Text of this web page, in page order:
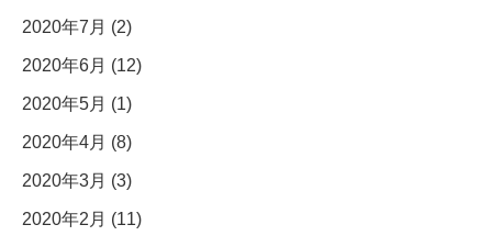
2020年7月 (2)
2020年6月 (12)
2020年5月 (1)
2020年4月 (8)
2020年3月 (3)
2020年2月 (11)